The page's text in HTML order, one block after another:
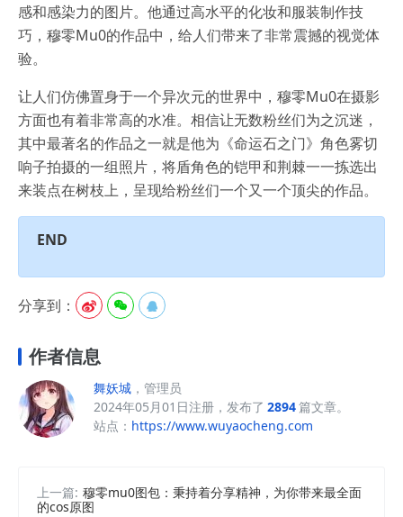
感和感染力的图片。他通过高水平的化妆和服装制作技
巧，穆零Mu0的作品中，给人们带来了非常震撼的视觉体
验。
让人们仿佛置身于一个异次元的世界中，穆零Mu0在摄影
方面也有着非常高的水准。相信让无数粉丝们为之沉迷，
其中最著名的作品之一就是他为《命运石之门》角色雾切
响子拍摄的一组照片，将盾角色的铠甲和荆棘一一拣选出
来装点在树枝上，呈现给粉丝们一个又一个顶尖的作品。
END
分享到：   
作者信息
舞妖城 ，管理员
2024年05月01日注册，发布了 2894篇文章。
站点： https://www.wuyaocheng.com
上一篇: 穆零mu0图包：秉持着分享精神，为你带来最全面
的cos原图